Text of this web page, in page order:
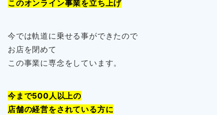
このオンライン事業を立ち上げ
今では軌道に乗せる事ができたので
お店を閉めて
この事業に専念をしています。
今まで500人以上の
店舗の経営をされている方に